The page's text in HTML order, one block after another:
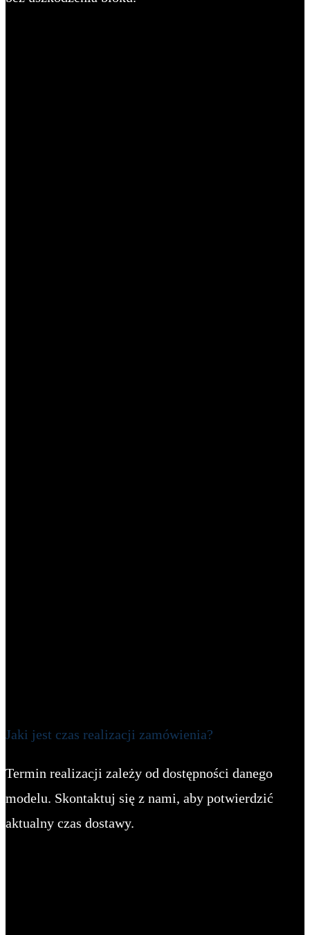
Jaki jest czas realizacji zamówienia?
Termin realizacji zależy od dostępności danego
modelu. Skontaktuj się z nami, aby potwierdzić
aktualny czas dostawy.